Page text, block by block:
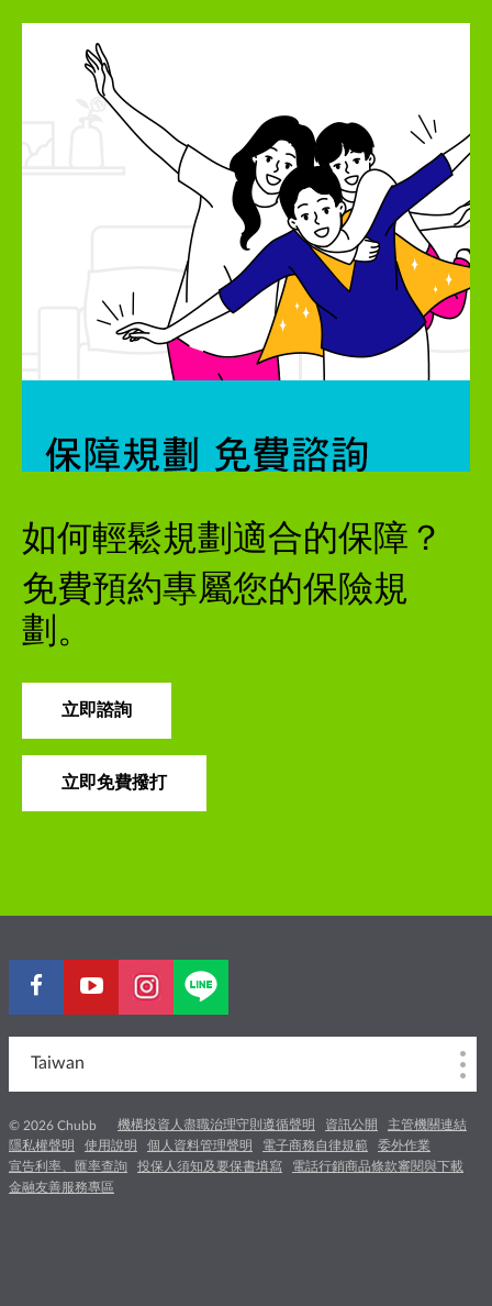
如何輕鬆規劃適合的保障？
免費預約專屬您的保險規
劃。
立即諮詢
立即免費撥打
Taiwan
© 2026 Chubb 機構投資人盡職治理守則遵循聲明 資訊公開
主管機關連結
隱私權聲明
使用說明 個人資料管理聲明 電子商務自律規範
委外作業
宣告利率、匯率查詢
投保人須知及要保書填寫
電話行銷商品條款審閱與下載
金融友善服務專區